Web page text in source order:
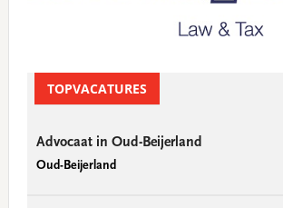
TOPVACATURES
Advocaat in Oud-Beijerland
Oud-Beijerland